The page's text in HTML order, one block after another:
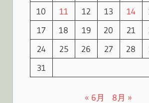
10
11 12 13 14
17
18 19 20 21
24
25 26 27 28
31
« 6月 8月 »